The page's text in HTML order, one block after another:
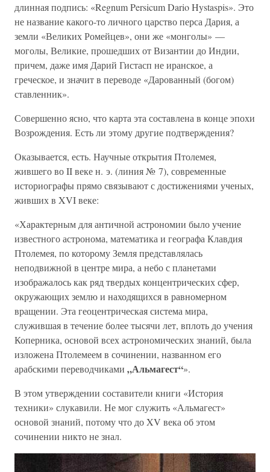
длинная подпись: «Regnum Persicum Dario Hystaspis». Это
не название какого-то личного царство перса Дария, а
земли «Великих Ромейцев», они же «монголы» —
моголы, Великие, прошедших от Византии до Индии,
причем, даже имя Дарий Гистасп не иранское, а
греческое, и значит в переводе «Дарованный (богом)
ставленник».
Совершенно ясно, что карта эта составлена в конце эпохи
Возрождения. Есть ли этому другие подтверждения?
Оказывается, есть. Научные открытия Птолемея,
жившего во II веке н. э. (линия № 7), современные
историографы прямо связывают с достижениями ученых,
живших в XVI веке:
«Характерным для античной астрономии было учение
известного астронома, математика и географа Клавдия
Птолемея, по которому Земля представлялась
неподвижной в центре мира, а небо с планетами
изображалось как ряд твердых концентрических сфер,
окружающих землю и находящихся в равномерном
вращении. Эта геоцентрическая система мира,
служившая в течение более тысячи лет, вплоть до учения
Коперника, основой всех астрономических знаний, была
изложена Птолемеем в сочинении, названном его
арабскими переводчиками „Альмагест“».
В этом утверждении составители книги «История
техники» слукавили. Не мог служить «Альмагест»
основой знаний, потому что до XV века об этом
сочинении никто не знал.